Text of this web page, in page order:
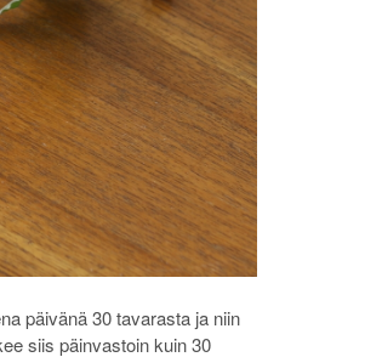
päivänä 30 tavarasta ja niin
siis päinvastoin kuin 30